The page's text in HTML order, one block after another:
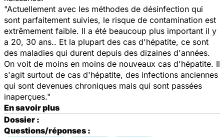
"Actuellement avec les méthodes de désinfection qui
sont parfaitement suivies, le risque de contamination est
extrêmement faible. Il a été beaucoup plus important il y
a 20, 30 ans.. Et la plupart des cas d'hépatite, ce sont
des maladies qui durent depuis des dizaines d'années.
On voit de moins en moins de nouveaux cas d'hépatite. Il
s'agit surtout de cas d'hépatite, des infections anciennes
qui sont devenues chroniques mais qui sont passées
inaperçues."
En savoir plus
Dossier :
Questions/réponses :